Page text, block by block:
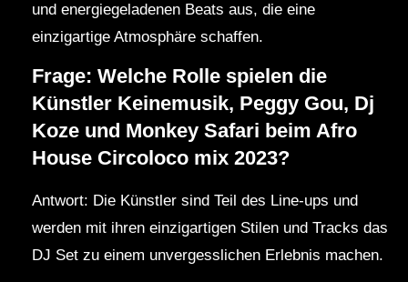
und energiegeladenen Beats aus, die eine
einzigartige Atmosphäre schaffen.
Frage: Welche Rolle spielen die
Künstler Keinemusik, Peggy Gou, Dj
Koze und Monkey Safari beim Afro
House Circoloco mix 2023?
Antwort: Die Künstler sind Teil des Line-ups und
werden mit ihren einzigartigen Stilen und Tracks das
DJ Set zu einem unvergesslichen Erlebnis machen.